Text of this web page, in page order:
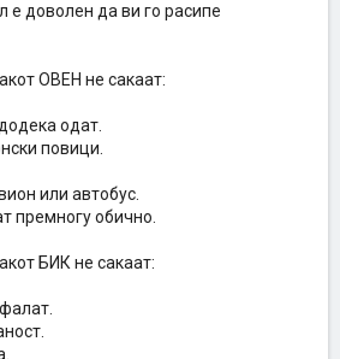
е доволен да ви го расипе
ОВЕН не сакаат:
одат.
повици.
или автобус.
премногу обично.
БИК не сакаат: